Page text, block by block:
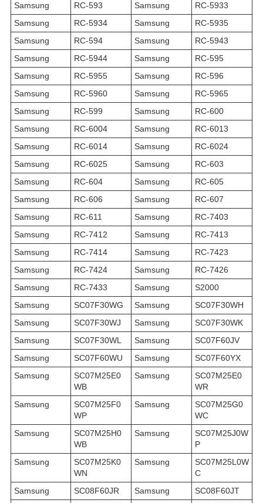
Samsung
RC-593 Samsung
RC-5933
Samsung
RC-5934 Samsung
RC-5935
Samsung
RC-594 Samsung
RC-5943
Samsung
RC-5944 Samsung
RC-595
Samsung
RC-5955 Samsung
RC-596
Samsung
RC-5960 Samsung
RC-5965
Samsung
RC-599 Samsung
RC-600
Samsung
RC-6004 Samsung
RC-6013
Samsung
RC-6014 Samsung
RC-6024
Samsung
RC-6025 Samsung
RC-603
Samsung
RC-604 Samsung
RC-605
Samsung
RC-606 Samsung
RC-607
Samsung
RC-611 Samsung
RC-7403
Samsung
RC-7412 Samsung
RC-7413
Samsung
RC-7414 Samsung
RC-7423
Samsung
RC-7424 Samsung
RC-7426
Samsung
RC-7433 Samsung
S2000
Samsung
SC07F30WG Samsung
SC07F30WH
Samsung
SC07F30WJ Samsung
SC07F30WK
Samsung
SC07F30WL Samsung
SC07F60JV
Samsung
SC07F60WU Samsung
SC07F60YX
Samsung
SC07M25E0
WB
Samsung
SC07M25E0
WR
Samsung
SC07M25F0
WP
Samsung
SC07M25G0
WC
Samsung
SC07M25H0
WB
Samsung
SC07M25J0W
P
Samsung
SC07M25K0
WN
Samsung
SC07M25L0W
C
Samsung
SC08F60JR Samsung
SC08F60JT